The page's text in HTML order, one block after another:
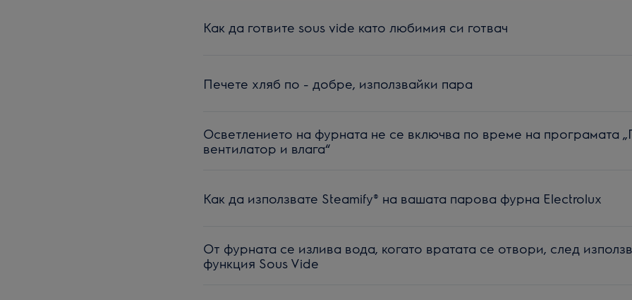
Как да готвите sous vide като любимия си готвач
Печете хляб по - добре, използвайки пара
Осветлението на фурната не се включва по време на програмата
вентилатор и влага“
Как да използвате Steamify® на вашата парова фурна Electrolux
От фурната се излива вода, когато вратата се отвори, след
функция Sous Vide